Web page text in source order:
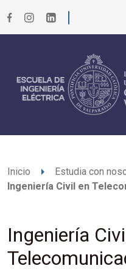
Inicio arrow_right Estudia con
Ingeniería Civil en
Ingeniería